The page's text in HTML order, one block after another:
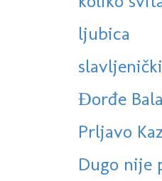
ljubica
Đorđe
Prljavo
Dugo nije